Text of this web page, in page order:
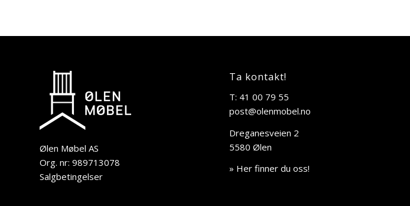
Ølen Møbel AS
Org. nr: 989713078
Salgbetingelser
Ta kontakt!
T: 41 00 79 55
post@olenmobel.no
Dreganesveien 2
5580 Ølen
» Her finner du oss!